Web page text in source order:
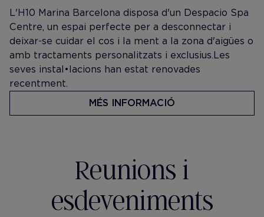
L'H10 Marina Barcelona disposa d'un Despacio Spa
Centre, un espai perfecte per a desconnectar i
deixar-se cuidar el cos i la ment a la zona d'aigües o
amb tractaments personalitzats i exclusius. Les
seves instal•lacions han estat renovades
recentment.
MÉS INFORMACIÓ
Reunions i
esdeveniments